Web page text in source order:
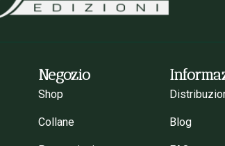
Negozio
Shop
Collane Blog